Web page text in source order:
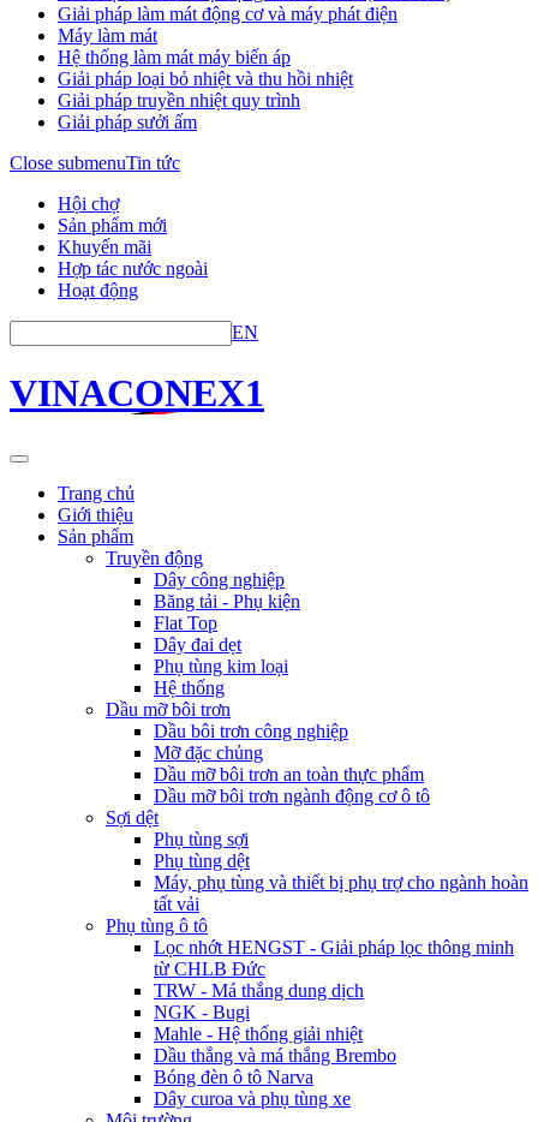
Giải pháp làm mát động cơ và máy phát điện
Máy làm mát
Hệ thống làm mát máy biến áp
Giải pháp loại bỏ nhiệt và thu hồi nhiệt
Giải pháp truyền nhiệt quy trình
Giải pháp sưởi ấm
Close submenuTin tức
Hội chợ
Sản phẩm mới
Khuyến mãi
Hợp tác nước ngoài
Hoạt động
EN
VINACONEX1
Trang chủ
Giới thiệu
Sản phẩm
Truyền động
Dây công nghiệp
Băng tải - Phụ kiện
Flat Top
Dây đai dẹt
Phụ tùng kim loại
Hệ thống
Dầu mỡ bôi trơn
Dầu bôi trơn công nghiệp
Mỡ đặc chủng
Dầu mỡ bôi trơn an toàn thực phẩm
Dầu mỡ bôi trơn ngành động cơ ô tô
Sợi dệt
Phụ tùng sợi
Phụ tùng dệt
Máy, phụ tùng và thiết bị phụ trợ cho ngành hoàn
tất vải
Phụ tùng ô tô
Lọc nhớt HENGST - Giải pháp lọc thông minh
từ CHLB Đức
TRW - Má thắng dung dịch
NGK - Bugi
Mahle - Hệ thống giải nhiệt
Dầu thắng và má thắng Brembo
Bóng đèn ô tô Narva
Dây curoa và phụ tùng xe